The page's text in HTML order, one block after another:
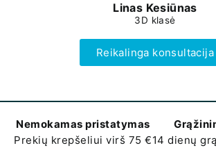
Linas Kesiūnas
3D klasė
Reikalinga konsultacija
Nemokamas pristatymas
Prekių krepšeliui virš 75 €14 dienų